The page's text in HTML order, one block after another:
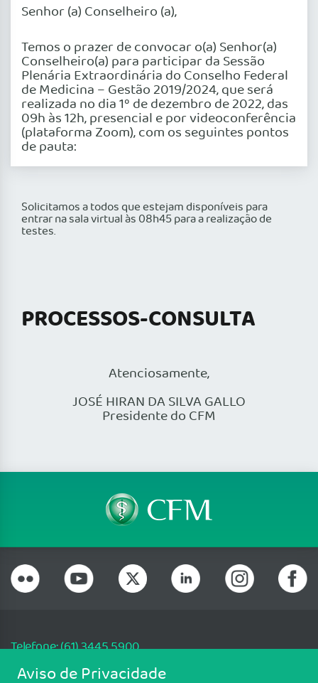
Senhor (a) Conselheiro (a),
Temos o prazer de convocar o(a) Senhor(a)
Conselheiro(a) para participar da Sessão
Plenária Extraordinária do Conselho Federal
de Medicina – Gestão 2019/2024, que será
realizada no dia 1º de dezembro de 2022, das
09h às 12h, presencial e por videoconferência
(plataforma Zoom), com os seguintes pontos
de pauta:
Solicitamos a todos que estejam disponíveis para
entrar na sala virtual às 08h45 para a realização de
testes.
PROCESSOS-CONSULTA
Atenciosamente,
JOSÉ HIRAN DA SILVA GALLO
Presidente do CFM
Telefone: (61) 3445 5900
Email: cfm@portalmedico.org.br
Aviso de Privacidade